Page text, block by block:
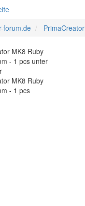
forum.de
PrimaCreator